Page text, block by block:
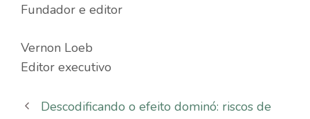
Fundador e editor
Vernon Loeb
Editor executivo
Descodificando o efeito dominó: riscos de